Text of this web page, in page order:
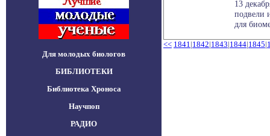
Для молодых биологов
БИБЛИОТЕКИ
Библиотека Хроноса
Научпоп
РАДИО
13
подвели
для
<< 1841|1842|1843|1844|1845|